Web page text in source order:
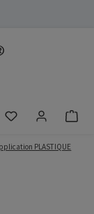
Vous avez 0
PLASTIQUE